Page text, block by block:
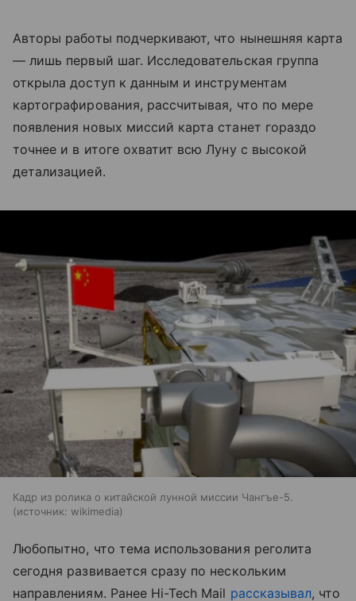
Авторы работы подчеркивают, что нынешняя карта
— лишь первый шаг. Исследовательская группа
открыла доступ к данным и инструментам
картографирования, рассчитывая, что по мере
появления новых миссий карта станет гораздо
точнее и в итоге охватит всю Луну с высокой
детализацией.
Кадр из ролика о китайской лунной миссии Чангъе-5.
источник: wikimedia
Любопытно, что тема использования реголита
сегодня развивается сразу по нескольким
направлениям. Ранее Hi-Tech Mail рассказывал, что